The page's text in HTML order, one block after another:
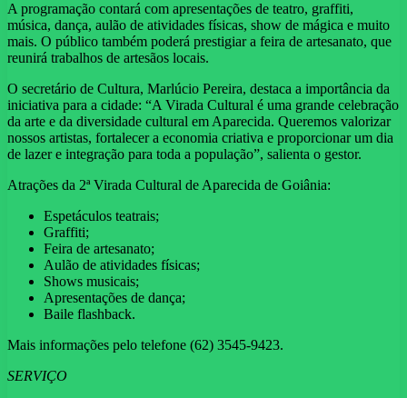
A programação contará com apresentações de teatro, graffiti,
música, dança, aulão de atividades físicas, show de mágica e muito
mais. O público também poderá prestigiar a feira de artesanato, que
reunirá trabalhos de artesãos locais.
O secretário de Cultura, Marlúcio Pereira, destaca a importância da
iniciativa para a cidade: “A Virada Cultural é uma grande celebração
da arte e da diversidade cultural em Aparecida. Queremos valorizar
nossos artistas, fortalecer a economia criativa e proporcionar um dia
de lazer e integração para toda a população”, salienta o gestor.
Atrações da 2ª Virada Cultural de Aparecida de Goiânia:
Espetáculos teatrais;
Graffiti;
Feira de artesanato;
Aulão de atividades físicas;
Shows musicais;
Apresentações de dança;
Baile flashback.
Mais informações pelo telefone (62) 3545-9423.
SERVIÇO